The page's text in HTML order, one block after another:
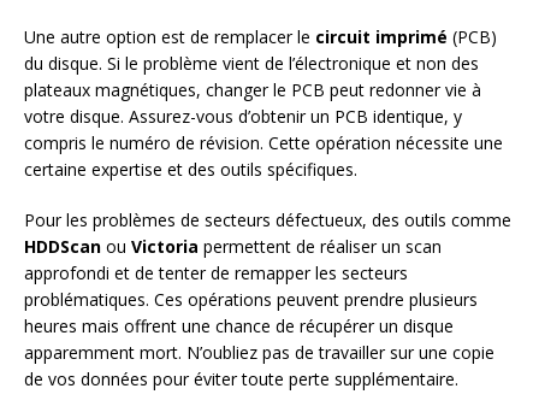
Une autre option est de remplacer le circuit imprimé (PCB)
du disque. Si le problème vient de l’électronique et non des
plateaux magnétiques, changer le PCB peut redonner vie à
votre disque. Assurez-vous d’obtenir un PCB identique, y
compris le numéro de révision. Cette opération nécessite une
certaine expertise et des outils spécifiques.
Pour les problèmes de secteurs défectueux, des outils comme
HDDScan ou Victoria permettent de réaliser un scan
approfondi et de tenter de remapper les secteurs
problématiques. Ces opérations peuvent prendre plusieurs
heures mais offrent une chance de récupérer un disque
apparemment mort. N’oubliez pas de travailler sur une copie
de vos données pour éviter toute perte supplémentaire.